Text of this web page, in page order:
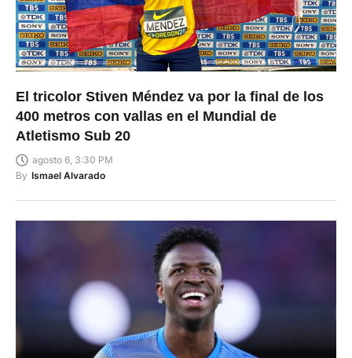
El tricolor Stiven Méndez va por la final de los
400 metros con vallas en el Mundial de
Atletismo Sub 20
agosto 6, 3:30 PM
By Ismael Alvarado